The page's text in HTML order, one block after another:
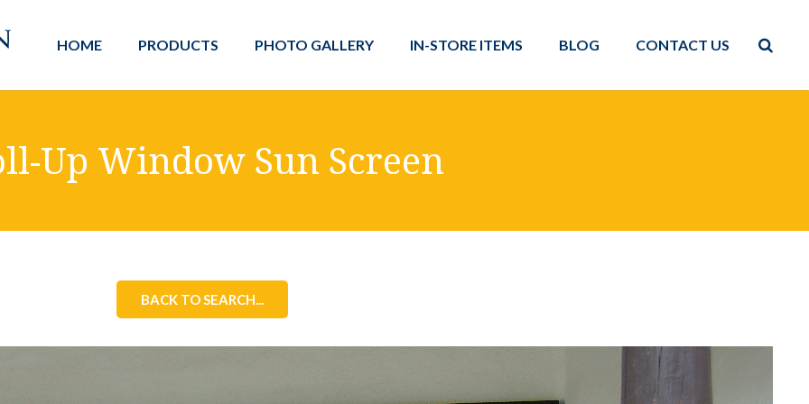
HOME PRODUCTS PHOTO GALLERY IN-STORE ITEMS BLOG CONTACT US
Up Window Sun Screen
BACK TO SEARCH...